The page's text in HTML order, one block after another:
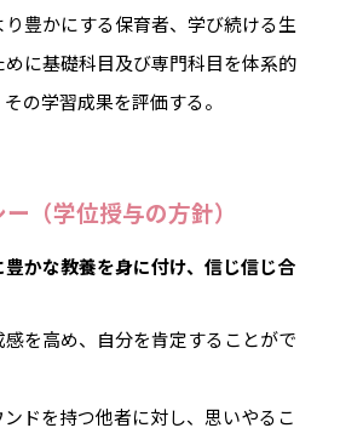
豊かにする保育者、学び続ける生
に基礎科目及び専門科目を体系的
の学習成果を評価する。
（学位授与の方針）
かな教養を身に付け、信じ信じ合
を高め、自分を肯定することがで
ドを持つ他者に対し、思いやるこ